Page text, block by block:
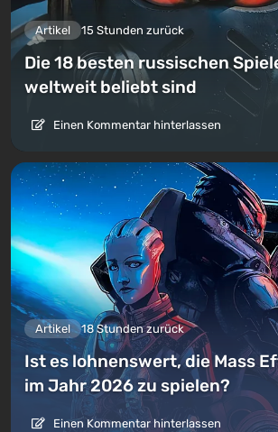
Artikel 15 Stunden zurück
Die 18 besten russischen
weltweit beliebt sind
Einen Kommentar hinterlassen
Artikel 18 Stunden zurück
Ist es lohnenswert, die Mass
im Jahr 2026 zu spielen?
Einen Kommentar hinterlassen